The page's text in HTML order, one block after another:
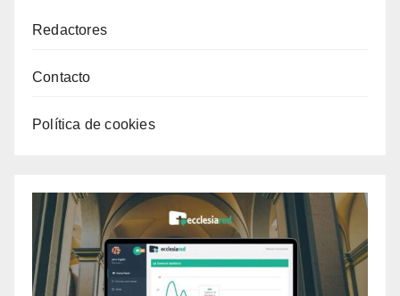
Redactores
Contacto
Política de cookies